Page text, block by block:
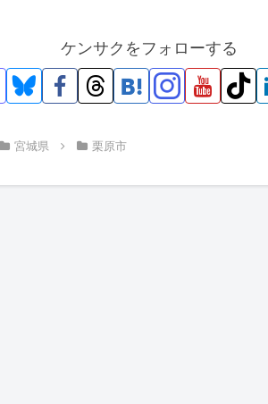
ケンサクをフォローする
宮城県 栗原市